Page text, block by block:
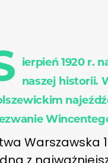
ierpień 1920 r.
naszej historii.
Warszawska